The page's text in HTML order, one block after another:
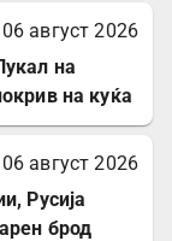
06 август 2026
на
на куќа
06 август 2026
Русија
брод